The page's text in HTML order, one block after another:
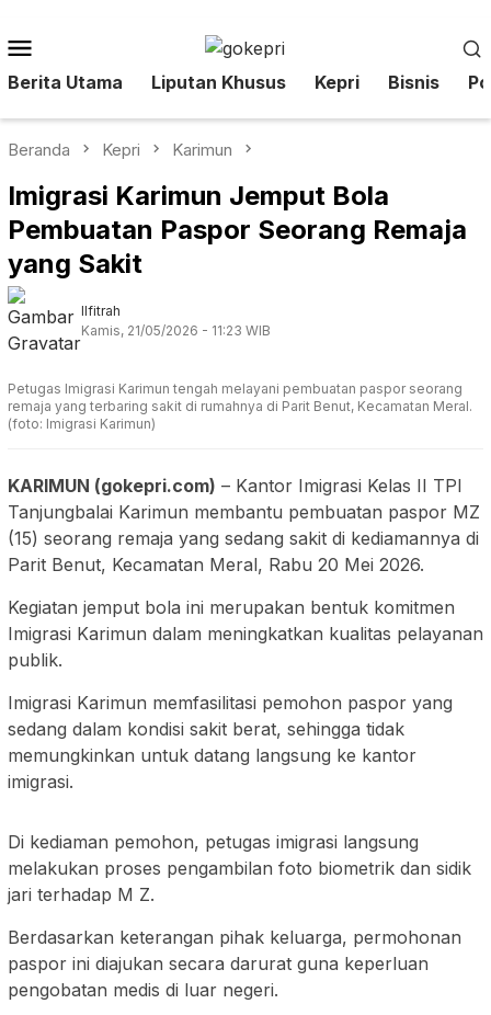
ke
Mobile
Berita Utama Liputan Khusus Kepri Bisnis
Beranda Kepri Karimun
Imigrasi Karimun Jemput Bola
Pembuatan Paspor Seorang Remaja
yang Sakit
Ilfitrah
Kamis, 21/05/2026 - 11:23 WIB
Petugas Imigrasi Karimun tengah melayani pembuatan paspor seorang
remaja yang terbaring sakit di rumahnya di Parit Benut, Kecamatan Meral.
(foto: Imigrasi Karimun)
KARIMUN (gokepri.com) – Kantor Imigrasi Kelas II TPI
Tanjungbalai Karimun membantu pembuatan paspor MZ
(15) seorang remaja yang sedang sakit di kediamannya di
Parit Benut, Kecamatan Meral, Rabu 20 Mei 2026.
Kegiatan jemput bola ini merupakan bentuk komitmen
Imigrasi Karimun dalam meningkatkan kualitas pelayanan
publik.
Imigrasi Karimun memfasilitasi pemohon paspor yang
sedang dalam kondisi sakit berat, sehingga tidak
memungkinkan untuk datang langsung ke kantor
imigrasi.
Di kediaman pemohon, petugas imigrasi langsung
melakukan proses pengambilan foto biometrik dan sidik
jari terhadap M Z.
Berdasarkan keterangan pihak keluarga, permohonan
paspor ini diajukan secara darurat guna keperluan
pengobatan medis di luar negeri.